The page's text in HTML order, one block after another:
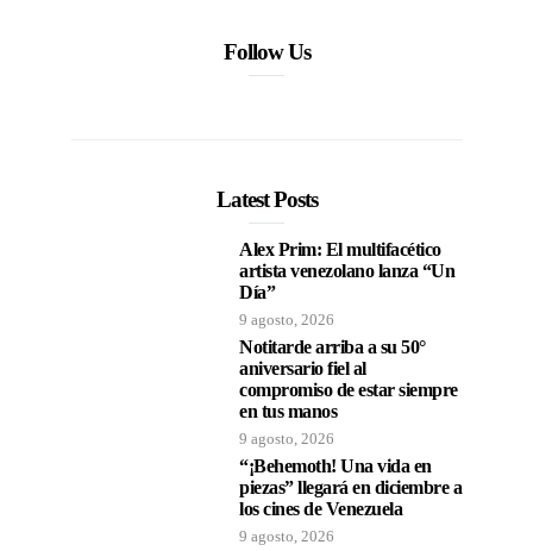
Follow Us
Latest Posts
Alex Prim: El multifacético
artista venezolano lanza “Un
Día”
9 agosto, 2026
Notitarde arriba a su 50°
aniversario fiel al
compromiso de estar siempre
en tus manos
9 agosto, 2026
“¡Behemoth! Una vida en
piezas” llegará en diciembre a
los cines de Venezuela
9 agosto, 2026